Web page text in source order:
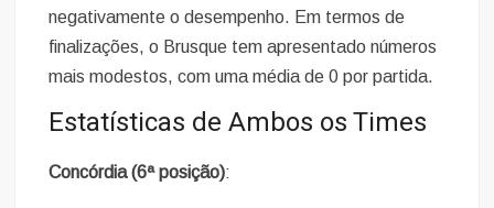
negativamente o desempenho. Em termos de
finalizações, o Brusque tem apresentado números
mais modestos, com uma média de 0 por partida.
Estatísticas de Ambos os Times
Concórdia (6ª posição):